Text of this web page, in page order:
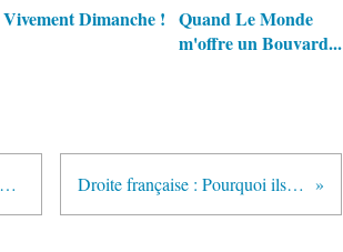
Vivement Dimanche ! Quand Le Monde
m'offre un Bouvard...
Débat sur France 24: la Marseillaise sifflée durant les matchs de foot Droite française : Pourquoi ils votent McCain !